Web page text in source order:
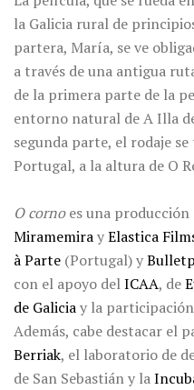
la Galicia rural de
partera, María, se ve
a través de una antigua
de la primera parte de la
entorno natural de A Illa
segunda parte, el rodaje
Portugal, a la altura de O
O cornoes una producción
MiramemirayElastica
à Parte (Portugal) y
con el apoyo delICAA, de
de Galiciay la
Además, cabe destacar el
Berriak, el laboratorio de
de San Sebastián y la